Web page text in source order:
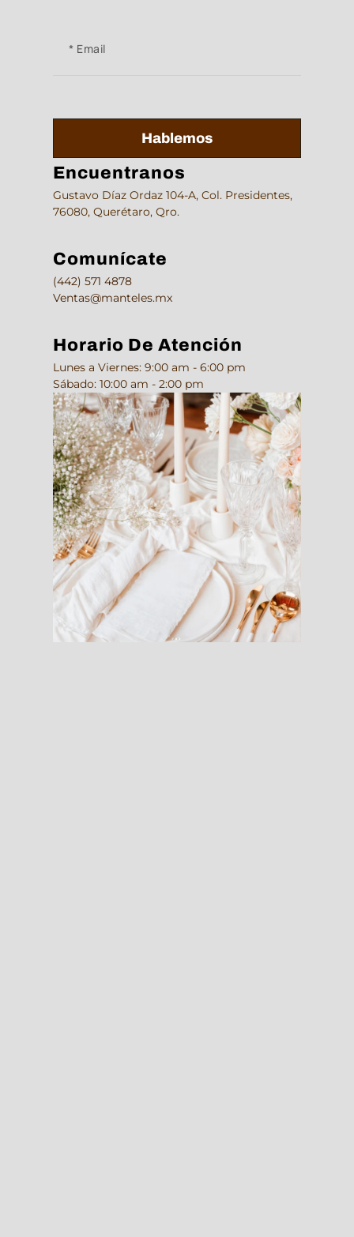
Encuentranos
Gustavo Díaz Ordaz 104-A, Col. Presidentes,
76080, Querétaro, Qro.
Comunícate
(442) 571 4878
Ventas@manteles.mx
Horario De Atención
Lunes a Viernes: 9:00 am - 6:00 pm
Sábado: 10:00 am - 2:00 pm
Hablemos